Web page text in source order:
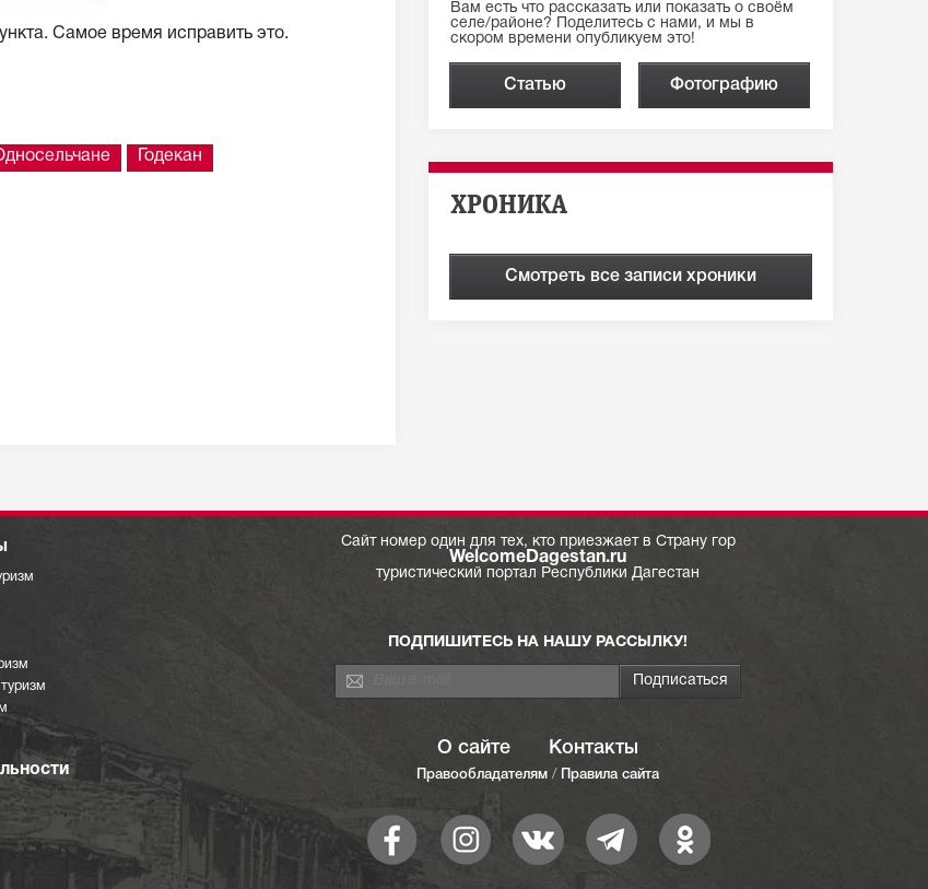
Самое время исправить это.
Годекан
Вам есть что рассказать или показать о своём
селе/районе? Поделитесь с нами, и мы в
скором времени опубликуем это!
Статью Фотографию
ХРОНИКА
Смотреть все записи хроники
Сайт номер один для тех, кто приезжает в Страну гор
WelcomeDagestan.ru
туристический портал Республики Дагестан
ПОДПИШИТЕСЬ НА НАШУ РАССЫЛКУ!
О сайте Контакты
Правообладателям / Правила сайта